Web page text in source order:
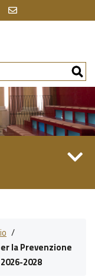
/
la Prevenzione
2028